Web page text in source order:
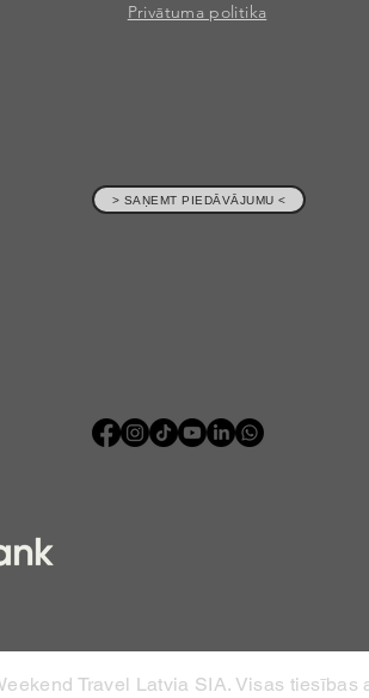
Privātuma politika
> SAŅEMT PIEDĀVĀJUMU <
Travel Latvia SIA. Visas tiesības